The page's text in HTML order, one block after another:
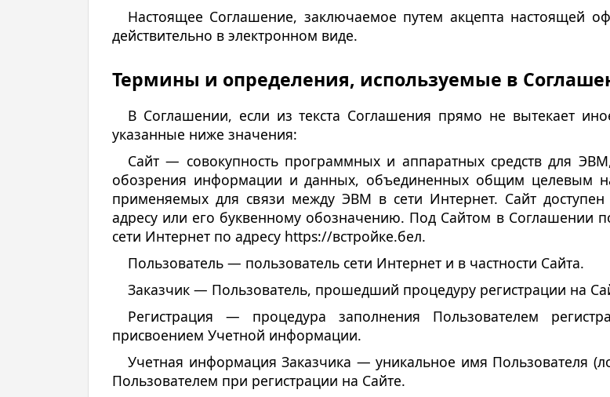
Настоящее Соглашение, заключаемое путем акцепта настоящей
действительно в электронном виде.
Термины и определения, используемые в
В Соглашении, если из текста Соглашения прямо не вытекает
указанные ниже значения:
Сайт — совокупность программных и аппаратных средств для
обозрения информации и данных, объединенных общим целевым
применяемых для связи между ЭВМ в сети Интернет. Сайт
адресу или его буквенному обозначению. Под Сайтом в Соглашении
сети Интернет по адресу https://встройке.бел.
Пользователь — пользователь сети Интернет и в частности Сайта.
Заказчик — Пользователь, прошедший процедуру регистрации на
Регистрация — процедура заполнения Пользователем
присвоением Учетной информации.
Учетная информация Заказчика — уникальное имя Пользователя
Пользователем при регистрации на Сайте.